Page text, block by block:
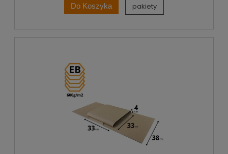
Do Koszyka pakiety